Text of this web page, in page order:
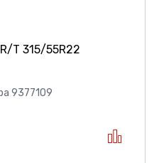
T 315/55R22
9377109